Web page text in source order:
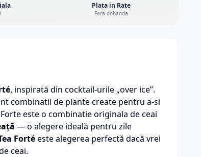
Plata in Rate
Fara dobanda
, inspirată din cocktail‑urile „over ice”.
combinatii de plante create pentru a-si
este o combinatie originala de ceai
— o alegere ideală pentru zile
Fortéeste alegerea perfectă dacă vrei
ceai.